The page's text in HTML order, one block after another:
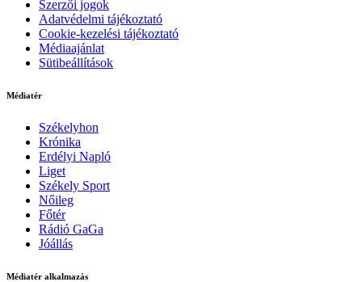
Szerzői jogok
Adatvédelmi tájékoztató
Cookie-kezelési tájékoztató
Médiaajánlat
Sütibeállítások
Médiatér
Székelyhon
Krónika
Erdélyi Napló
Liget
Székely Sport
Nőileg
Főtér
Rádió GaGa
Jóállás
Médiatér alkalmazás